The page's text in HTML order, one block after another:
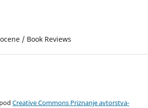
/ Book Reviews
Creative Commons Priznanje avtorstva-